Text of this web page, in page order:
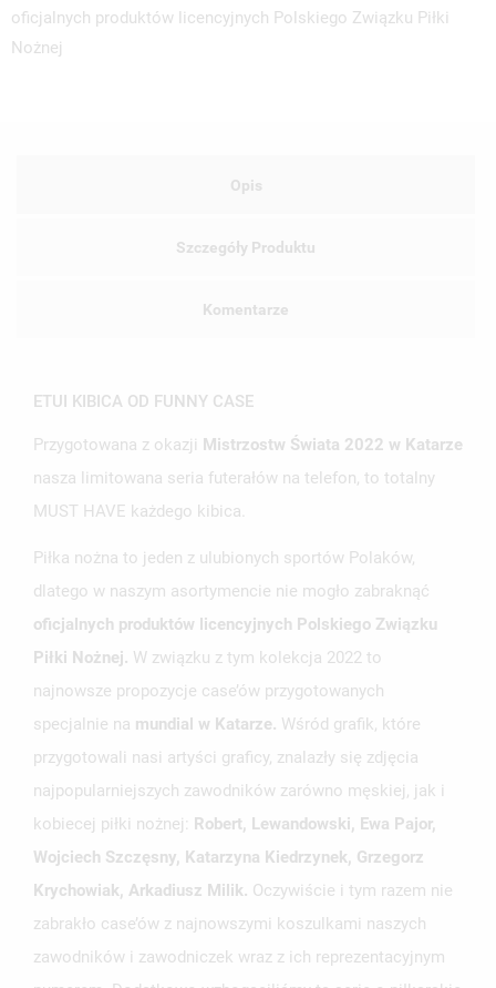
oficjalnych produktów licencyjnych Polskiego Związku Piłki
Nożnej
Opis
Szczegóły Produktu
Komentarze
ETUI KIBICA OD FUNNY CASE
Przygotowana z okazji Mistrzostw Świata 2022 w Katarze
nasza limitowana seria futerałów na telefon, to totalny
MUST HAVE każdego kibica.
Piłka nożna to jeden z ulubionych sportów Polaków,
dlatego w naszym asortymencie nie mogło zabraknąć
oficjalnych produktów licencyjnych Polskiego Związku
Piłki Nożnej. W związku z tym kolekcja 2022 to
najnowsze propozycje case’ów przygotowanych
specjalnie na mundial w Katarze. Wśród grafik, które
przygotowali nasi artyści graficy, znalazły się zdjęcia
najpopularniejszych zawodników zarówno męskiej, jak i
kobiecej piłki nożnej: Robert, Lewandowski, Ewa Pajor,
Wojciech Szczęsny, Katarzyna Kiedrzynek, Grzegorz
Krychowiak, Arkadiusz Milik. Oczywiście i tym razem nie
zabrakło case’ów z najnowszymi koszulkami naszych
zawodników i zawodniczek wraz z ich reprezentacyjnym
MOJE LISTY ŻYCZEŃ
UTWÓRZ LISTĘ ŻYCZEŃ
NAZWA LISTY ŻYCZEŃ
ZALOGUJ SIĘ
MUSISZ BYĆ ZALOGOWANY BY ZAPISAĆ PRODUKTY NA
SWOJEJ LIŚCIE ŻYCZEŃ.